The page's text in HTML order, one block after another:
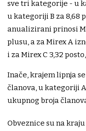
sve tri kategorije - u
u kategoriji B za 8,68
anualizirani prinosi
plusu, a za Mirex A
i za Mirex C 3,32
Inače, krajem lipnja
članova, u kategoriji A
ukupnog broja
Obveznice su na